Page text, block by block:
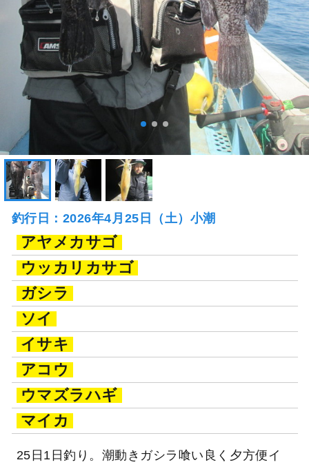
釣行日：2026年4月25日（土）小潮
アヤメカサゴ
ウッカリカサゴ
ガシラ
ソイ
イサキ
アコウ
ウマズラハギ
マイカ
25日1日釣り。潮動きガシラ喰い良く夕方便イ